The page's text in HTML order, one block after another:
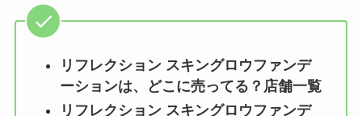
リフレクション スキングロウファンデ
ーションは、どこに売ってる？店舗一覧
リフレクション スキングロウファンデ